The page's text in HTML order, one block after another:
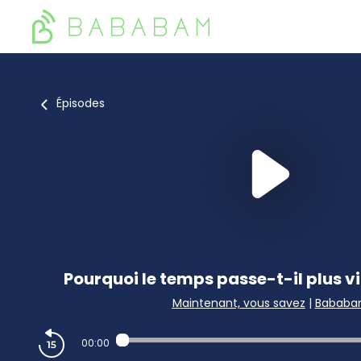
Épisodes
Pourquoi le temps passe-t-il plus
Maintenant, vous savez |
00:00